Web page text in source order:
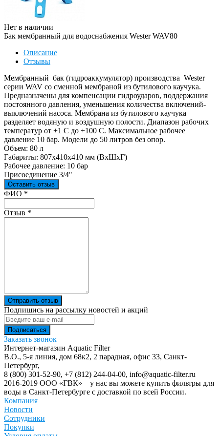
Нет в наличии
Бак мембранный для водоснабжения Wester WAV80
Описание
Отзывы
Мембранный бак (гидроаккумулятор) производства Wester
серии WAV со сменной мембраной из бутилового каучука.
Предназначены для компенсации гидроударов, поддержания
постоянного давления, уменьшения количества включений-
выключений насоса. Мембрана из бутилового каучука
разделяет водяную и воздушную полости. Диапазон рабочих
температур от +1 С до +100 С. Максимальное рабочее
давление 10 бар. Модели до 50 литров без опор.
Объем: 80 л
Габариты: 807х410х410 мм (ВхШхГ)
Рабочее давление: 10 бар
Присоединение 3/4"
Оставить отзыв
Ваш отзыв был отправлен!
ФИО *
Отзыв *
Отправить отзыв
Подпишись на рассылку новостей и акций
Заказать звонок
Интернет-магазин Aquatic Filter
В.О., 5-я линия, дом 68к2, 2 парадная, офис 33, Санкт-
Петербург,
8 (800) 301-52-90, +7 (812) 244-04-00, info@aquatic-filter.ru
2016-2019 ООО «ГВК» – у нас вы можете купить фильтры для
воды в Санкт-Петербурге с доставкой по всей России.
Компания
Новости
Сотрудники
Покупки